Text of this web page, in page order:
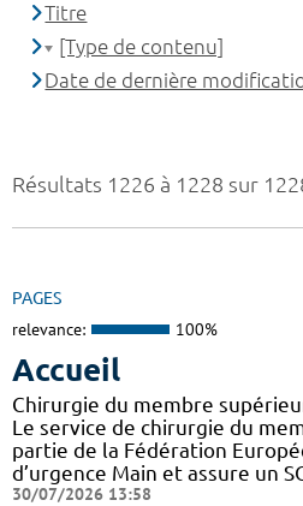
Résultats 1226 à 1228 sur
PAGES
relevance: 100%
Accueil
Chirurgie du membre
Le service de chirurgie du
partie de la Fédération
d’urgence Main et assure un
30/07/2026 13:58
Titre
[Type de contenu]
Date de dernière